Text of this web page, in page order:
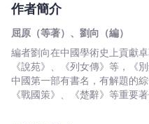
作者簡介
屈原（等著）、劉向（編）
編者劉向在中國學術史上貢獻
《說苑》、《列女傳》等，《
中國第一部有書名，有解題的
《戰國策》、《楚辭》等重要著